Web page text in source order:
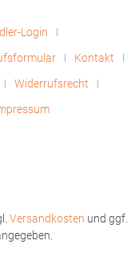
Login
Kontakt
Widerrufsrecht
Versandkosten und ggf.